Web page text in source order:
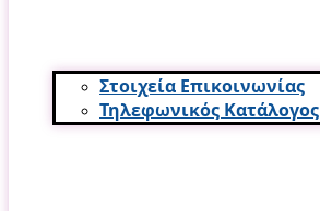
Στοιχεία Επικοινωνίας
Τηλεφωνικός Κατάλογος